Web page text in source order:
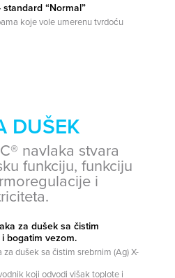
“Normal”
koje vole umerenu tvrdoću
DUŠEK
navlaka stvara
funkciju, funkciju
i
za dušek sa čistim
srebrnim vlaknima (Ag) i bogatim vezom.
dušek sa čistim srebrnim (Ag) X-
koji odvodi višak toplote i